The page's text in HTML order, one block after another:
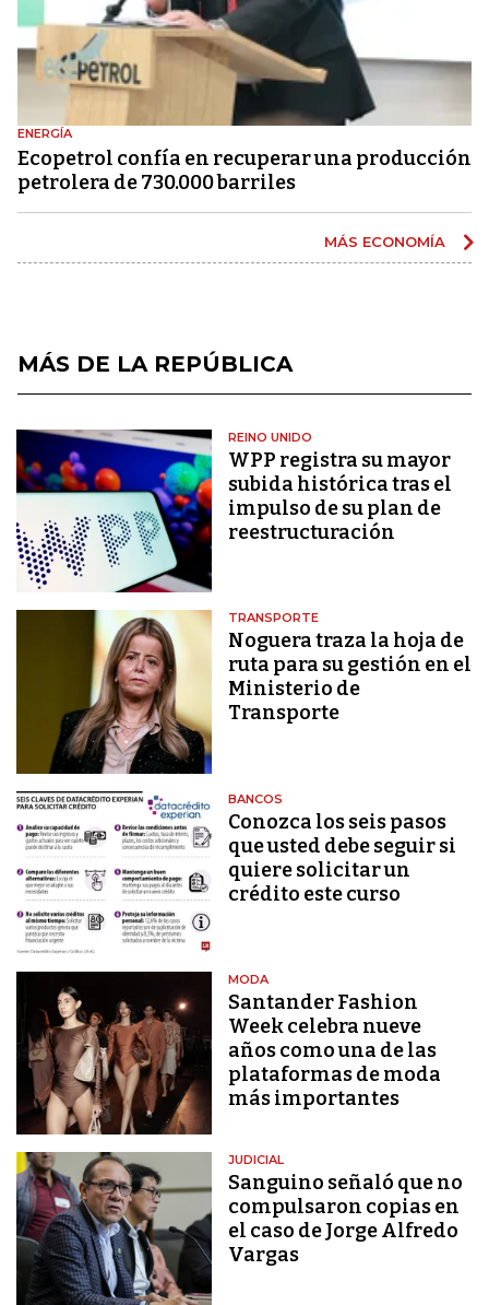
ENERGÍA
Ecopetrol confía en recuperar una producción
petrolera de 730.000 barriles
MÁS ECONOMÍA
MÁS DE LA REPÚBLICA
REINO UNIDO
WPP registra su mayor
subida histórica tras el
impulso de su plan de
reestructuración
TRANSPORTE
Noguera traza la hoja de
ruta para su gestión en el
Ministerio de
Transporte
BANCOS
Conozca los seis pasos
que usted debe seguir si
quiere solicitar un
crédito este curso
MODA
Santander Fashion
Week celebra nueve
años como una de las
plataformas de moda
más importantes
JUDICIAL
Sanguino señaló que no
compulsaron copias en
el caso de Jorge Alfredo
Vargas